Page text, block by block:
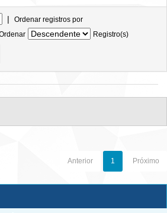
| Ordenar registros por
Registro(s)
Anterior 1 Próximo